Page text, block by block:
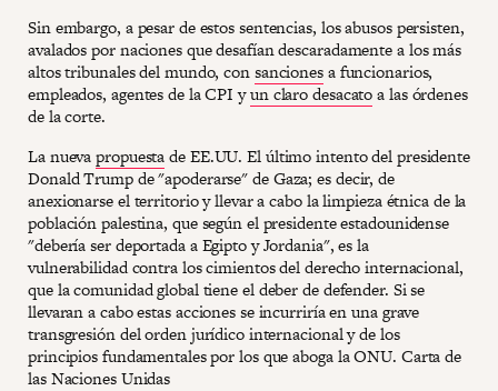
Sin embargo, a pesar de estos sentencias, los abusos persisten,
avalados por naciones que desafían descaradamente a los más
altos tribunales del mundo, consancionesa funcionarios,
empleados, agentes de la CPI yun claro desacatoa las órdenes
de la corte.
La nuevapropuestade EE.UU. El último intento del presidente
Donald Trump de "apoderarse" de Gaza; es decir, de
anexionarse el territorio y llevar a cabo la limpieza étnica de la
población palestina, que según el presidente estadounidense
"debería ser deportada a Egipto y Jordania", es la
vulnerabilidad contra los cimientos del derecho internacional,
que la comunidad global tiene el deber de defender. Si se
llevaran a cabo estas acciones se incurriría en una grave
transgresión del orden jurídico internacional y de los
principios fundamentales por los que aboga la ONU. Carta de
las Naciones Unidas